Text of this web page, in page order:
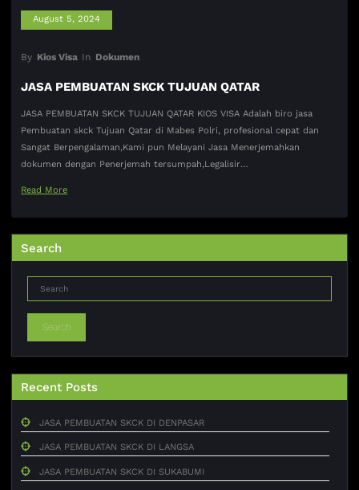
August 5, 2024
By Kios Visa In Dokumen
JASA PEMBUATAN SKCK TUJUAN QATAR
JASA PEMBUATAN SKCK TUJUAN QATAR KIOS VISA Adalah biro jasa
Pembuatan skck Tujuan Qatar di Mabes Polri, profesional cepat dan
Sangat Berpengalaman,Kami pun Melayani Jasa Menerjemahkan
dokumen dengan Penerjemah tersumpah,Legalisir…
Read More
Search
Search
Recent Posts
JASA PEMBUATAN SKCK DI DENPASAR
JASA PEMBUATAN SKCK DI LANGSA
JASA PEMBUATAN SKCK DI SUKABUMI